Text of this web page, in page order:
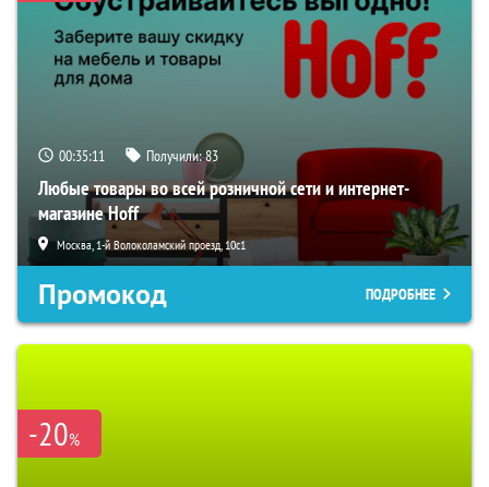
00:35:10 Получили:83
Любые товары во всей розничной сети и интернет-
магазине Hoff
Москва, 1-й Волоколамский проезд, 10с1
Промокод ПОДРОБНЕЕ
-20%